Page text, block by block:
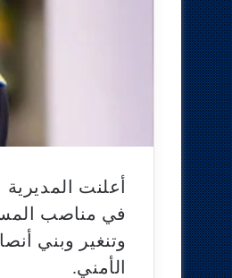
أعلنت
في مناصب
وتنغير وبني
الأمني.